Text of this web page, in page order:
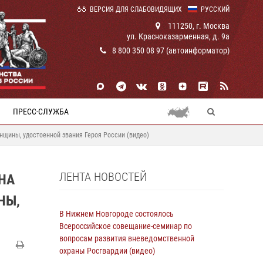
РУССКИЙ
ВЕРСИЯ ДЛЯ СЛАБОВИДЯЩИХ
111250, г. Москва
ул. Красноказарменная, д. 9а
8 800 350 08 97 (автоинформатор)
ПРЕСС-СЛУЖБА
удостоенной звания Героя России (видео)
ЛЕНТА НОВОСТЕЙ
В Нижнем Новгороде состоялось
Всероссийское совещание-семинар по
вопросам развития вневедомственной
охраны Росгвардии (видео)